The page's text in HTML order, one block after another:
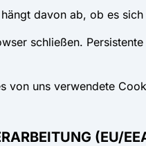
davon ab, ob es
schließen.
von uns verwendete
(EU/